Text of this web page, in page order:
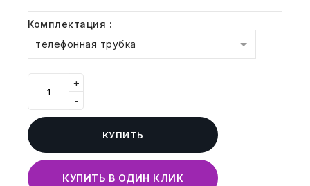
МЕБЕЛЬ
МЕБЕЛЬ
МЕДИЦИНСКИЕ ТОВАРЫ
(СИЗ)
РАБОЧАЯ ОДЕЖДА И СИЗ
Комплектация :
телефонная трубка
+
-
КУПИТЬ
КУПИТЬ В ОДИН КЛИК